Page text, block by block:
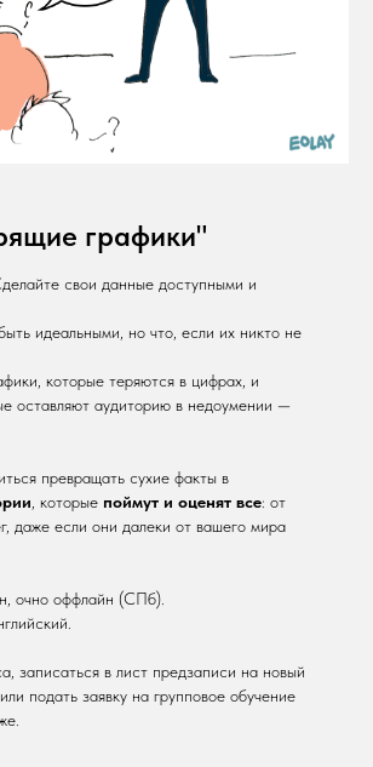
графики"
свои данные доступными и
идеальными, но что, если их никто не
которые теряются в цифрах, и
оставляют аудиторию в недоумении —
превращать сухие факты в
, которые поймут и оценят все: от
даже если они далеки от вашего мира
очно оффлайн (СПб).
записаться в лист предзаписи на новый
подать заявку на групповое обучение